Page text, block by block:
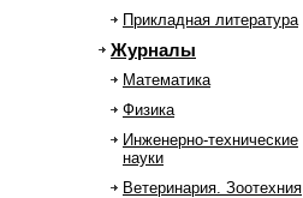
Прикладная литература
Журналы
Математика
Физика
Инженерно-технические
науки
Ветеринария. Зоотехния